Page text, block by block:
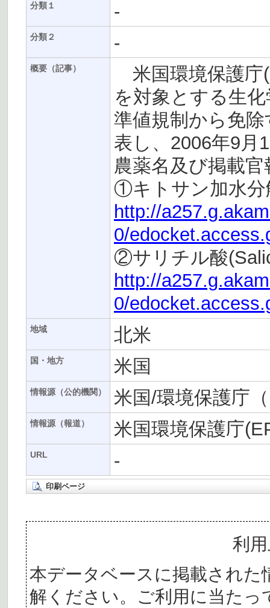
分類１ -
分類２ -
概要（記事）
米国環境保護庁
を対象とする生
準値規制から免
表し、2006年9月
農薬名及び掲載
①キトサン加水分
http://
0/
②サリチル酸
http://
0/
地域 北米
国・地方 米国
情報源（公的機関） 米国/環境保護庁
情報源（報道） 米国環境保護庁
URL -
印刷ページ
利
本データベースに掲載された
解ください。ご利用に当た